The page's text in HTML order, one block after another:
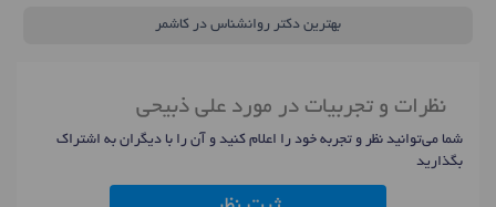
بهترین دکتر روانشناس در کاشمر
نظرات و تجربیات در مورد علی ذبیحی
شما می‌توانید نظر و تجربه خود را اعلام کنید و آن را با دیگران به اشتراک
بگذارید